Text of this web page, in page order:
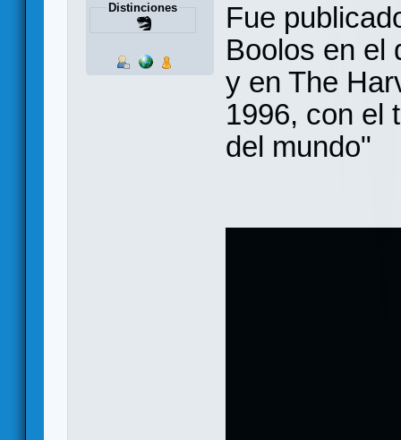
Distinciones
Fue
Boolos en el
y en The
1996, con el
del mundo"